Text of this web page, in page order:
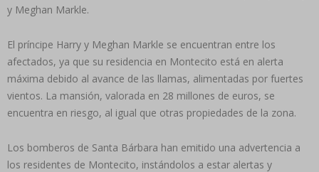
y Meghan Markle.
El príncipe Harry y Meghan Markle se encuentran entre los
afectados, ya que su residencia en Montecito está en alerta
máxima debido al avance de las llamas, alimentadas por fuertes
vientos. La mansión, valorada en 28 millones de euros, se
encuentra en riesgo, al igual que otras propiedades de la zona.
Los bomberos de Santa Bárbara han emitido una advertencia a
los residentes de Montecito, instándolos a estar alertas y